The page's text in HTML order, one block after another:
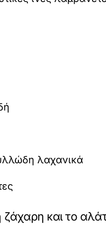
λαχανικά
και το